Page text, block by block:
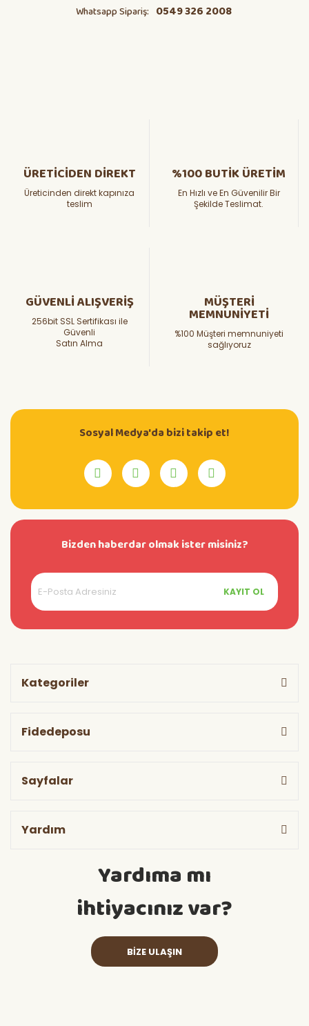
Whatsapp Sipariş: 0549 326 2008
ÜRETİCİDEN DİREKT
Üreticinden direkt kapınıza
teslim
%100 BUTİK ÜRETİM
En Hızlı ve En Güvenilir Bir
Şekilde Teslimat.
GÜVENLİ ALIŞVERİŞ
256bit SSL Sertifikası ile
Güvenli
Satın Alma
MÜŞTERİ
MEMNUNİYETİ
%100 Müşteri memnuniyeti
sağlıyoruz
Sosyal Medya'da bizi takip et!
Bizden haberdar olmak ister misiniz?
KAYIT OL
Kategoriler
Fidedeposu
Sayfalar
Yardım
Yardıma mı
ihtiyacınız var?
BİZE ULAŞIN